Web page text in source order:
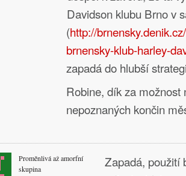
Davidson klubu Brno v
(http://
brnensky-klub-harley-
zapadá do hlubší
Robine, dík za možnost
nepoznaných končin
Proměnlivá až amorfní
skupina
Zapadá, použití